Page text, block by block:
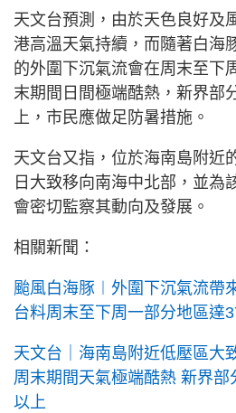
天文台預測，由於天色良好及
港高溫天氣持續，而隨著白海
的外圍下沉氣流會在周末至下
末期間日間極端酷熱，新界部
上，市民應做足防暑措施。
天文台又指，位於海南島附近
日大致移向南海中北部，並為
會密切監察其動向及發展。
相關新聞：
颱風白海豚︱外圍下沉氣流帶
台料周末至下周一部分地區達
天文台｜海南島附近低壓區大
周末期間天氣極端酷熱 新界
以上